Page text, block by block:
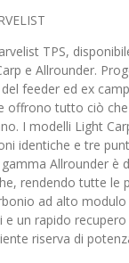
TPS,
e Allrounder.
feeder ed ex
offrono tutto ciò
I modelli Light
identiche e tre
Allrounder è
rendendo tutte le
ad alto
e un rapido
riserva di